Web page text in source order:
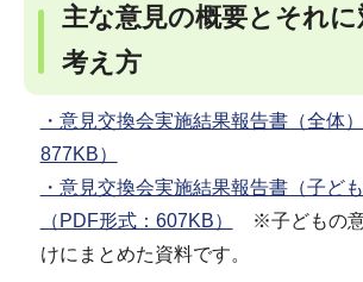
主な意見の概要とそれ
考え方
・意見交換会実施結果報告書（全体
877KB）
・意見交換会実施結果報告書（子ども
（PDF形式：607KB）
※子どもの意
けにまとめた資料です。